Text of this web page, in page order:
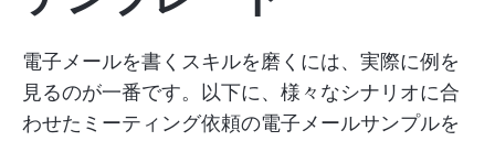
電子メールを書くスキルを磨くには、実際に例を
見るのが一番です。以下に、様々なシナリオに合
わせたミーティング依頼の電子メールサンプルを